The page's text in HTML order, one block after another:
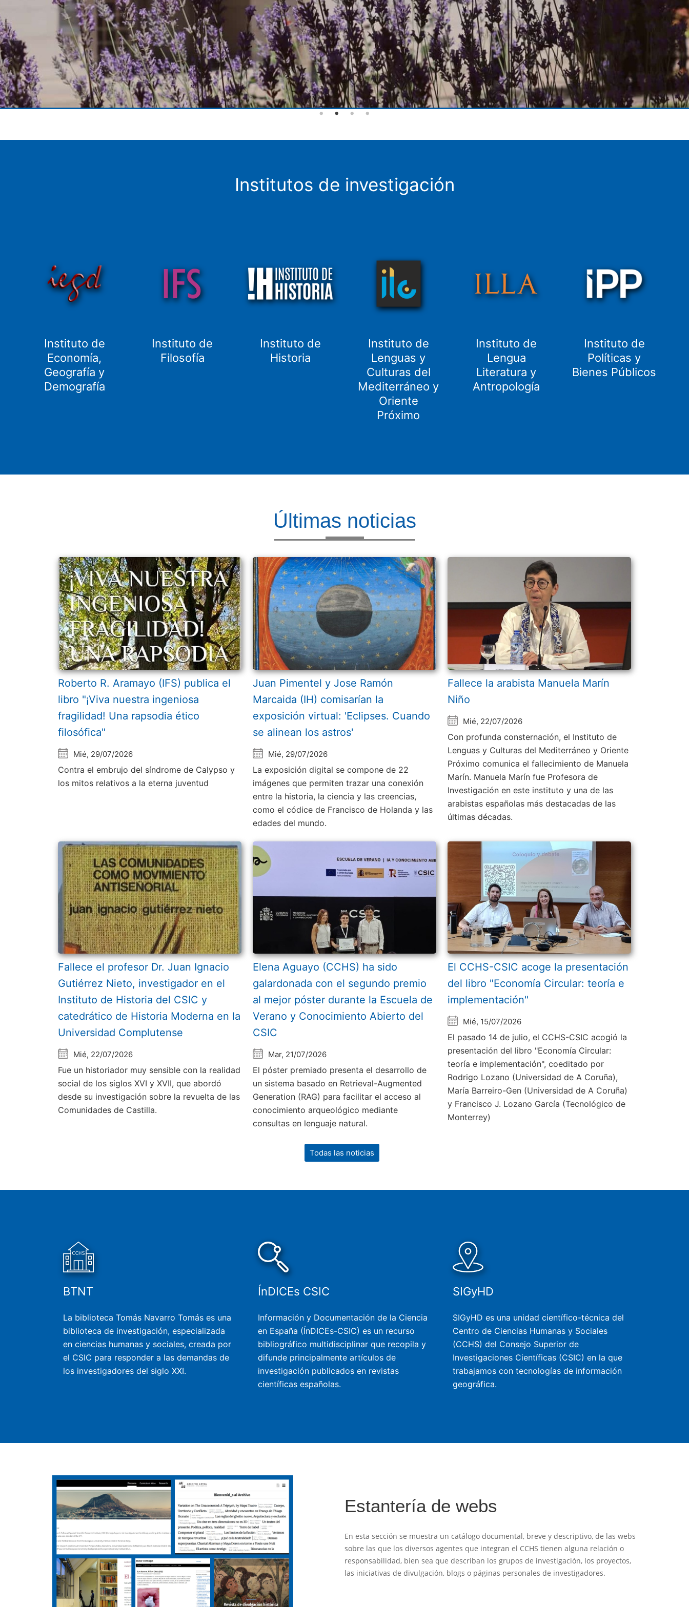
Institutos de investigación
Instituto de
Economía,
Geografía y
Demografía
Instituto de
Filosofía
Instituto de
Historia
Instituto de
Lenguas y
Culturas del
Mediterráneo y
Oriente
Próximo
Instituto de
Lengua
Literatura y
Antropología
Instituto de
Políticas y
Bienes Públicos
Últimas noticias
Roberto R. Aramayo (IFS) publica el
libro "¡Viva nuestra ingeniosa
fragilidad! Una rapsodia ético
filosófica"
Mié, 29/07/2026
Contra el embrujo del síndrome de Calypso y
los mitos relativos a la eterna juventud
Juan Pimentel y Jose Ramón
Marcaida (IH) comisarían la
exposición virtual: 'Eclipses. Cuando
se alinean los astros'
Mié, 29/07/2026
La exposición digital se compone de 22
imágenes que permiten trazar una conexión
entre la historia, la ciencia y las creencias,
como el códice de Francisco de Holanda y las
edades del mundo.
Fallece la arabista Manuela Marín
Niño
Mié, 22/07/2026
Con profunda consternación, el Instituto de
Lenguas y Culturas del Mediterráneo y Oriente
Próximo comunica el fallecimiento de Manuela
Marín. Manuela Marín fue Profesora de
Investigación en este instituto y una de las
arabistas españolas más destacadas de las
últimas décadas.
Fallece el profesor Dr. Juan Ignacio
Gutiérrez Nieto, investigador en el
Instituto de Historia del CSIC y
catedrático de Historia Moderna en la
Universidad Complutense
Mié, 22/07/2026
Fue un historiador muy sensible con la realidad
social de los siglos XVI y XVII, que abordó
desde su investigación sobre la revuelta de las
Comunidades de Castilla.
Elena Aguayo (CCHS) ha sido
galardonada con el segundo premio
al mejor póster durante la Escuela de
Verano y Conocimiento Abierto del
CSIC
Mar, 21/07/2026
El póster premiado presenta el desarrollo de
un sistema basado en Retrieval-Augmented
Generation (RAG) para facilitar el acceso al
conocimiento arqueológico mediante
consultas en lenguaje natural.
El CCHS-CSIC acoge la presentación
del libro "Economía Circular: teoría e
implementación"
Mié, 15/07/2026
El pasado 14 de julio, el CCHS-CSIC acogió la
presentación del libro "Economía Circular:
teoría e implementación", coeditado por
Rodrigo Lozano (Universidad de A Coruña),
María Barreiro-Gen (Universidad de A Coruña)
y Francisco J. Lozano García (Tecnológico de
Monterrey)
Todas las noticias
BTNT
La biblioteca Tomás Navarro Tomás es una
biblioteca de investigación, especializada
en ciencias humanas y sociales, creada por
el CSIC para responder a las demandas de
los investigadores del siglo XXI.
ÍnDICEs CSIC
Información y Documentación de la Ciencia
en España (ÍnDICEs-CSIC) es un recurso
bibliográfico multidisciplinar que recopila y
difunde principalmente artículos de
investigación publicados en revistas
científicas españolas.
SIGyHD
SIGyHD es una unidad científico-técnica del
Centro de Ciencias Humanas y Sociales
(CCHS) del Consejo Superior de
Investigaciones Científicas (CSIC) en la que
trabajamos con tecnologías de información
geográfica.
Estantería de webs
En esta sección se muestra un catálogo documental, breve y descriptivo, de las webs
sobre las que los diversos agentes que integran el CCHS tienen alguna relación o
responsabilidad, bien sea que describan los grupos de investigación, los proyectos,
las iniciativas de divulgación, blogs o páginas personales de investigadores.